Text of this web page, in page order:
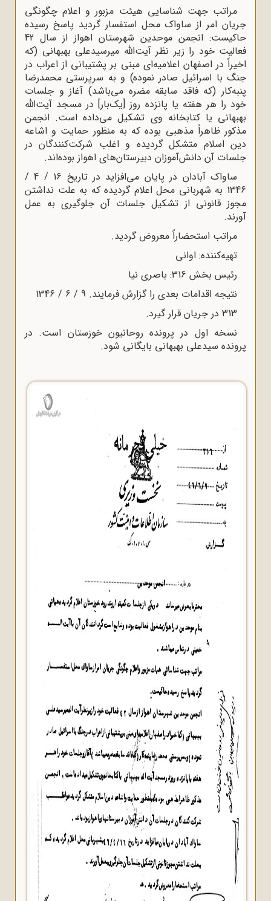
مراتب جهت شناسایی هیئت مزبور و اعلام چگونگی
جریان امر از ساواک محل استفسار گردید پاسخ رسیده
حاکیست: انجمن موحدین شهرستان اهواز از سال 42
فعالیت خود را زیر نظر آیت‌الله میرسیدعلی بهبهانی (که
اخیراً در اصفهان اعلامیه‌ای مبنی بر پشتیبانی از اعراب در
جنگ با اسرائیل صادر نموده) و به سرپرستی محمدرضا
پنبه‌کار (که فاقد سابقه مضره می‌باشد)‌ آغاز و جلسات
خود را هر هفته یا پانزده روز [یک‌بار] در مسجد آیت‌الله
بهبهانی یا کتابخانه وی تشکیل می‌داده است. انجمن
مذکور ظاهراً‌ مذهبی بوده که به منظور حمایت و اشاعه
دین اسلام متشکل گردیده و اغلب شرکت‌کنندگان در
جلسات آن دانش‌آموزان دبیرستان‌های اهواز بوده‌اند.
ساواک آبادان در پایان می‌افزاید در تاریخ 16 / 4 /
1346 به شهربانی محل اعلام گردیده که به علت نداشتن
مجوز قانونی از تشکیل جلسات آن جلوگیری به عمل
آورند.
مراتب استحضاراً ‌معروض گردید.
تهیه‌کننده: اوانی
رئیس بخش 316: باصری نیا
نتیجه اقدامات بعدی را گزارش فرمایند. 9 / 6 / 1346
313 در جریان قرار گیرد.
نسخه اول در پرونده روحانیون خوزستان است. در
پرونده سیدعلی بهبهانی بایگانی شود.